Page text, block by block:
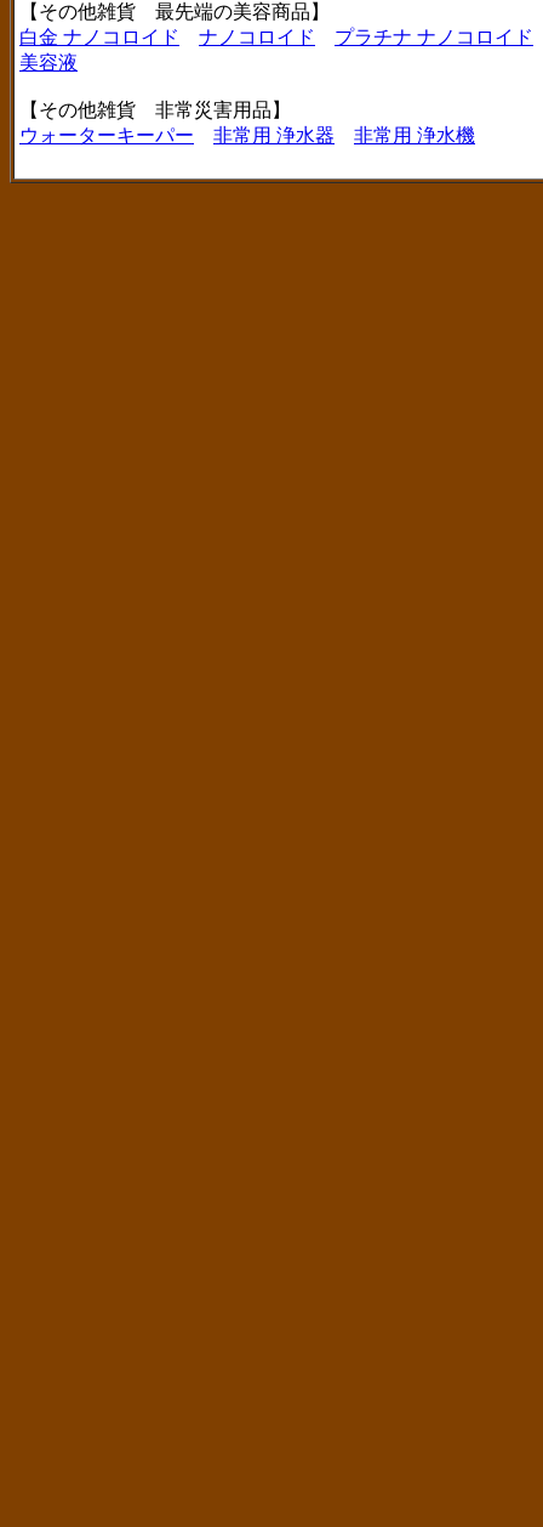
【その他雑貨 最先端の美容商品】
白金 ナノコロイド
ナノコロイド
プラチナ ナノコロイド
美容液
【その他雑貨 非常災害用品】
ウォーターキーパー
非常用 浄水器 非常用 浄水機